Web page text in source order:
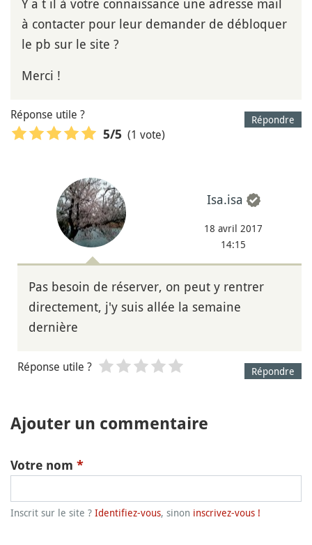
Y a t il à votre connaissance une adresse mail
à contacter pour leur demander de débloquer
le pb sur le site ?
Merci !
Répondre
Réponse utile ?
5/5 (1 vote)
Isa.isa
18 avril 2017
14:15
Pas besoin de réserver, on peut y rentrer
directement, j'y suis allée la semaine
dernière
Répondre
Réponse utile ?
Ajouter un commentaire
Votre nom *
Inscrit sur le site ? Identifiez-vous, sinon inscrivez-vous !